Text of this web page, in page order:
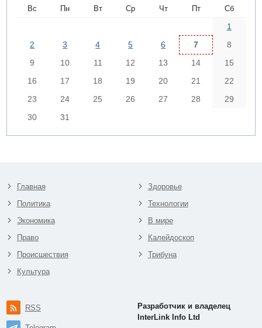
Вс Пн Вт Ср Чт Пт Сб
1
2
3 4 5 6 7
8
9
10 11 12 13 14
15
16
17 18 19 20 21
22
23
24 25 26 27 28
29
30
31
Главная
Политика
Экономика
Право
Происшествия
Культура
Здоровье
Технологии
В мире
Калейдоскоп
Трибуна
RSS
Разработчик и владелец
InterLink Info Ltd